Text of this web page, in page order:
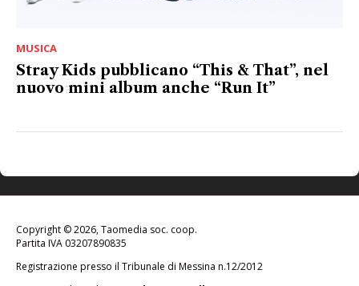
MUSICA
Stray Kids pubblicano “This & That”, nel
nuovo mini album anche “Run It”
Copyright © 2026, Taomedia soc. coop.
Partita IVA 03207890835
Registrazione presso il Tribunale di Messina n.12/2012